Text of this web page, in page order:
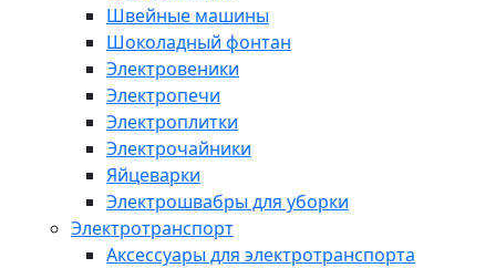
Швейные машины
Шоколадный фонтан
Электровеники
Электропечи
Электроплитки
Электрочайники
Яйцеварки
Электрошвабры для уборки
Электротранспорт
Аксессуары для электротранспорта